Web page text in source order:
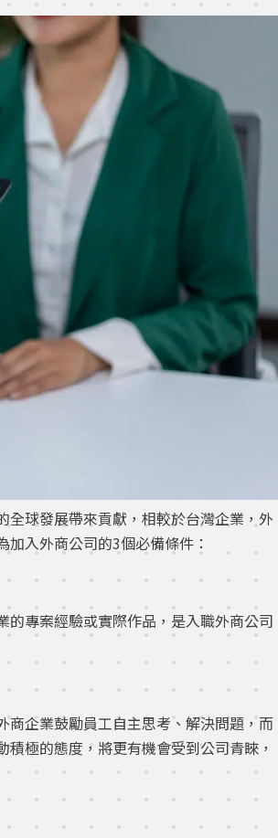
全球發展帶來貢獻，相較於台灣企業，外
入外商公司的3個必備條件：
專案經驗或實際作品，是入職外商公司
商企業鼓勵員工自主思考、解決問題，而
極的態度，將更有機會受到公司青睞，